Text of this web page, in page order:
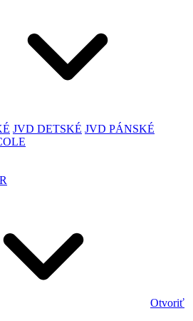
JVD DETSKÉ JVD PÁNSKÉ
Otvoriť